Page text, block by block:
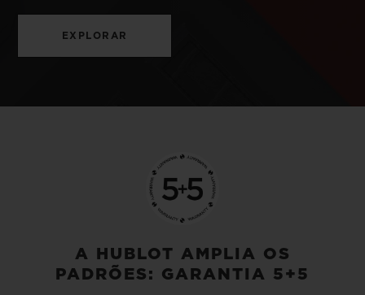
EXPLORAR
A HUBLOT AMPLIA OS
PADRÕES: GARANTIA 5+5